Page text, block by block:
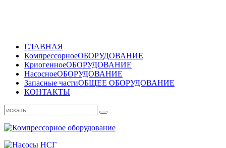
ГЛАВНАЯ
КомпрессорноеОБОРУДОВАНИЕ
КриогенноеОБОРУДОВАНИЕ
НасосноеОБОРУДОВАНИЕ
Запасные частиОБЩЕЕ ОБОРУДОВАНИЕ
КОНТАКТЫ